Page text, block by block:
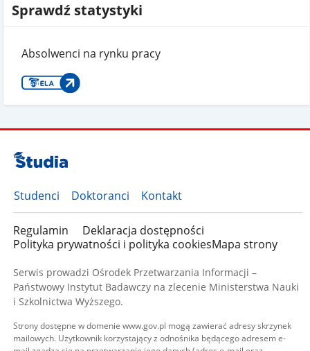
Sprawdź statystyki
Absolwenci na rynku pracy
Studenci Doktoranci Kontakt
Regulamin
Deklaracja dostępności
Polityka prywatności i polityka cookiesMapa strony
Serwis prowadzi Ośrodek Przetwarzania Informacji –
Państwowy Instytut Badawczy na zlecenie Ministerstwa Nauki
i Szkolnictwa Wyższego.
Strony dostępne w domenie www.gov.pl mogą zawierać adresy skrzynek
mailowych. Użytkownik korzystający z odnośnika będącego adresem e-